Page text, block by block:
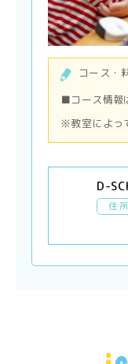
コース・
■コース情報
※教室によっ
D-
住 所